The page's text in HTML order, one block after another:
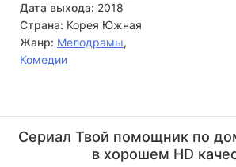
Дата выхода: 2018
Страна: Корея Южная
Жанр: Мелодрамы,
Комедии
(Team leader Jo)
(Ko Tae-
Сериал Твой помощник по
в хорошем HD